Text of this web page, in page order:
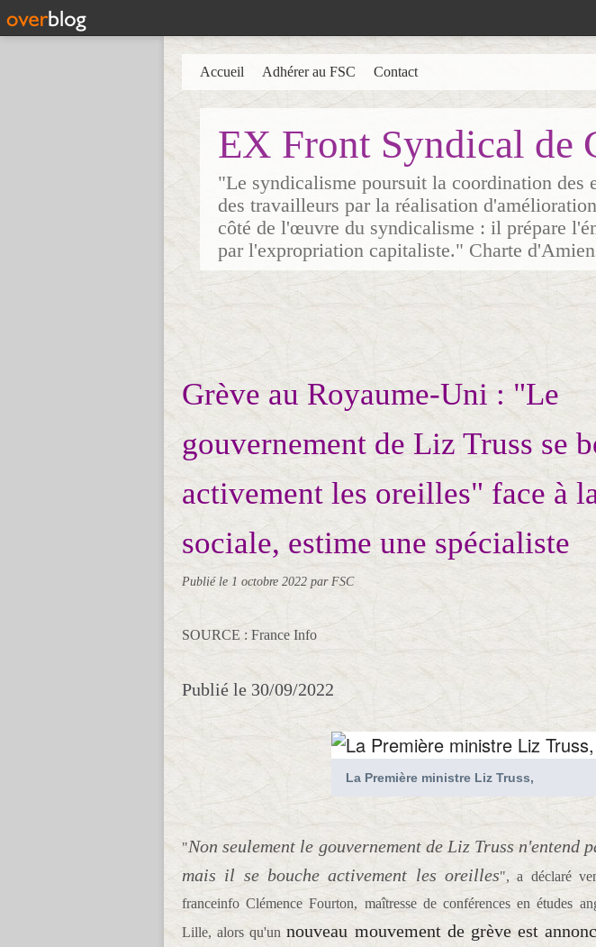
EX Front Syndical de
"Le syndicalisme poursuit la coordination des
des travailleurs par la réalisation
côté de l'œuvre du syndicalisme : il prépare
par l'expropriation capitaliste." Charte
Accueil Adhérer au FSC Contact
Grève au Royaume-Uni : "Le
gouvernement de Liz Truss se
activement les oreilles" face à
sociale, estime une spécialiste
Publié le 1 octobre 2022 par FSC
SOURCE : France Info
Publié le 30/09/2022
La Première ministre Liz Truss,
"Non seulement le gouvernement de Liz Truss n'entend
mais il se bouche activement les oreilles", a déclaré
franceinfo Clémence Fourton, maîtresse de conférences en études
Lille, alors qu'un nouveau mouvement de grève est